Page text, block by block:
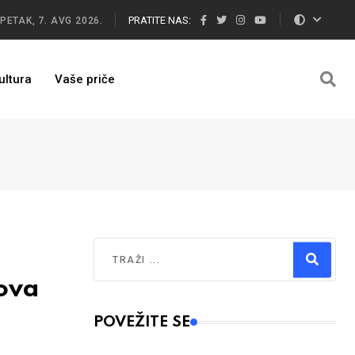
PETAK, 7. AVG 2026. PRATITE NAS:
Vaše priče
Type 2 or more characters for results.
POVEŽITE SE